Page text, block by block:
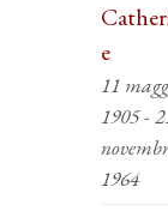
e
11
1905 -
1964